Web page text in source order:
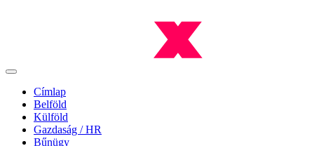
Címlap
Belföld
Külföld
Gazdaság / HR
Bűnügy